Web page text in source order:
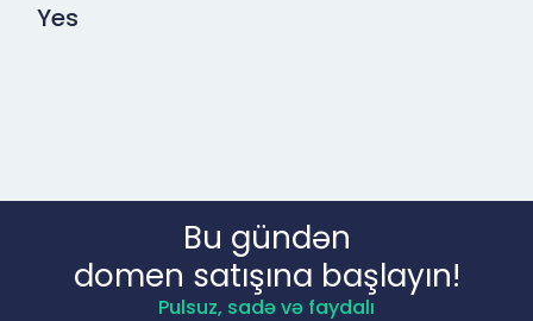
Yes
Bu gündən
domen satışına başlayın!
Pulsuz, sadə və faydalı